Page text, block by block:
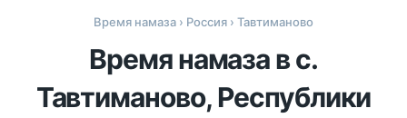
Время намаза › Россия › Тавтиманово
Время намаза в с.
Тавтиманово, Республики